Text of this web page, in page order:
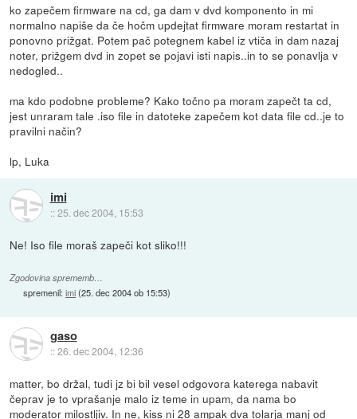
ko zapečem firmware na cd, ga dam v dvd komponento in mi
normalno napiše da če hočm updejtat firmware moram restartat in
ponovno prižgat. Potem pač potegnem kabel iz vtiča in dam nazaj
noter, prižgem dvd in zopet se pojavi isti napis..in to se ponavlja v
nedogled..
ma kdo podobne probleme? Kako točno pa moram zapečt ta cd,
jest unraram tale .iso file in datoteke zapečem kot data file cd..je to
pravilni način?
lp, Luka
imi
::25. dec 2004, 15:53
Ne! Iso file moraš zapeči kot sliko!!!
Zgodovina sprememb…
spremenil:imi(25. dec 2004 ob 15:53)
gaso
::26. dec 2004, 12:36
matter, bo držal, tudi jz bi bil vesel odgovora katerega nabavit
čeprav je to vprašanje malo iz teme in upam, da nama bo
moderator milostljiv. In ne, kiss ni 28 ampak dva tolarja manj od